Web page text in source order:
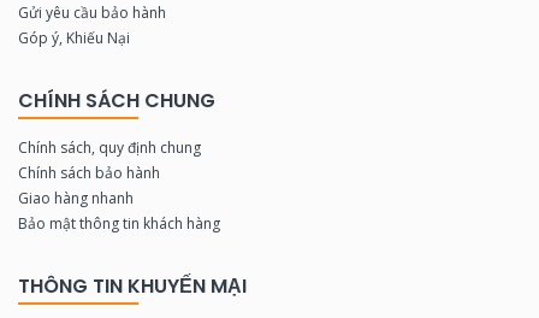
Gửi yêu cầu bảo hành
Góp ý, Khiếu Nại
CHÍNH SÁCH CHUNG
Chính sách, quy định chung
Chính sách bảo hành
Giao hàng nhanh
Bảo mật thông tin khách hàng
THÔNG TIN KHUYẾN MẠI